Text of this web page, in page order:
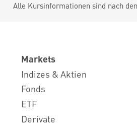
Alle Kursinformationen sind nach
Markets
Indizes & Aktien
Fonds
ETF
Derivate